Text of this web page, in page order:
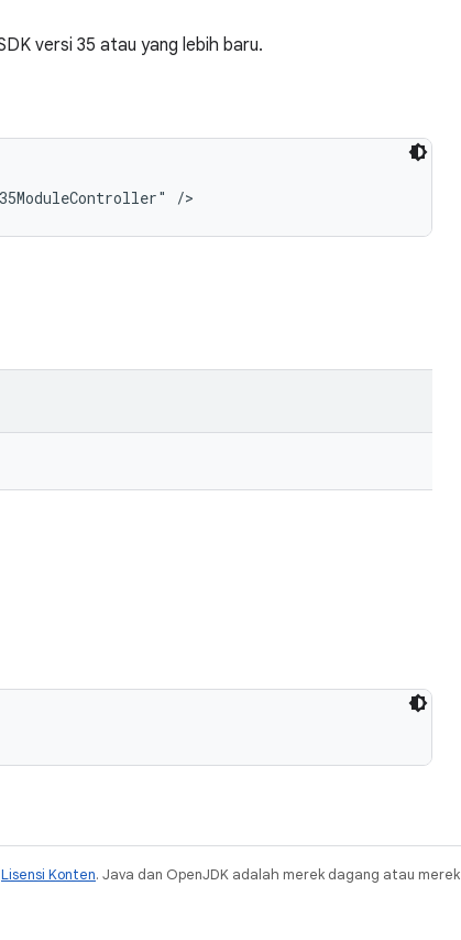
versi 35 atau yang lebih baru.
/>
Lisensi Konten. Java dan OpenJDK adalah merek dagang atau merek